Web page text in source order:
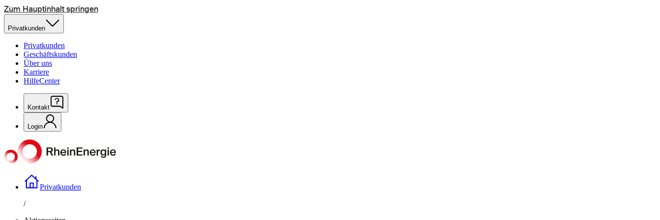
Zum Hauptinhalt springen
Privatkunden
Privatkunden
Geschäftskunden
Über uns
Karriere
HilfeCenter
Kontakt
Login
Privatkunden
/